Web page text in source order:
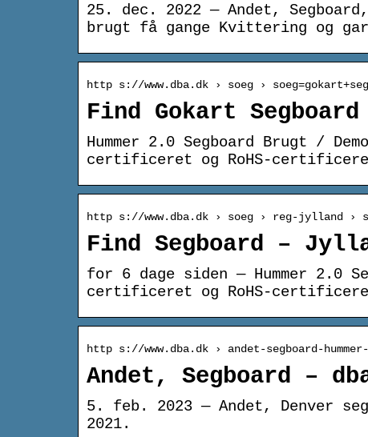
25. dec. 2022 — Andet,
brugt få gange Kvittering og
http s://www.dba.dk › soeg ›
Find Gokart
Hummer 2.0 Segboard Brugt /
certificeret og RoHS-
http s://www.dba.dk › soeg › reg-jylland ›
Find Segboard –
for 6 dage siden — Hummer 2.0
certificeret og RoHS-
http s://www.dba.dk › andet-segboard-
Andet, Segboard –
5. feb. 2023 — Andet, Denver
2021.